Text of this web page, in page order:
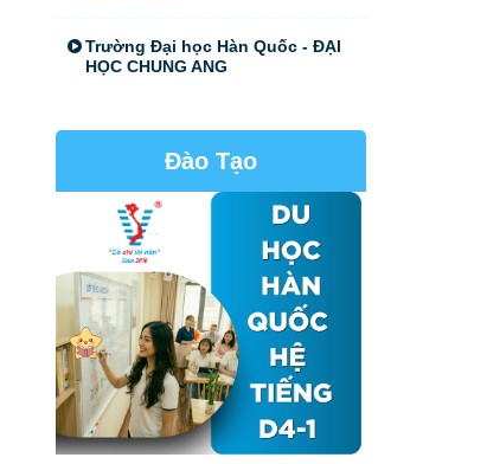
Trường Đại học Hàn Quốc - ĐẠI
HỌC CHUNG ANG
Đào Tạo